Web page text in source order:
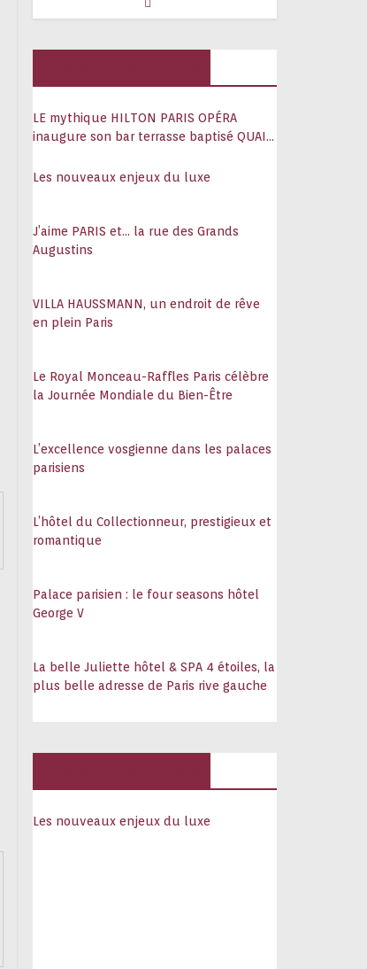
LE mythique HILTON PARIS OPÉRA
inaugure son bar terrasse baptisé QUAI
Les nouveaux enjeux du luxe
J’aime PARIS et… la rue des Grands
Augustins
VILLA HAUSSMANN, un endroit de rêve
en plein Paris
Le Royal Monceau-Raffles Paris célèbre
la Journée Mondiale du Bien-Être
L’excellence vosgienne dans les palaces
parisiens
L’hôtel du Collectionneur, prestigieux et
romantique
Palace parisien : le four seasons hôtel
George V
La belle Juliette hôtel & SPA 4 étoiles, la
plus belle adresse de Paris rive gauche
Les nouveaux enjeux du luxe